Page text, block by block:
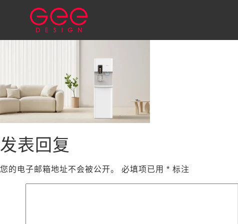
发表回复
您的电子邮箱地址不会被公开。 必填项已用 * 标注